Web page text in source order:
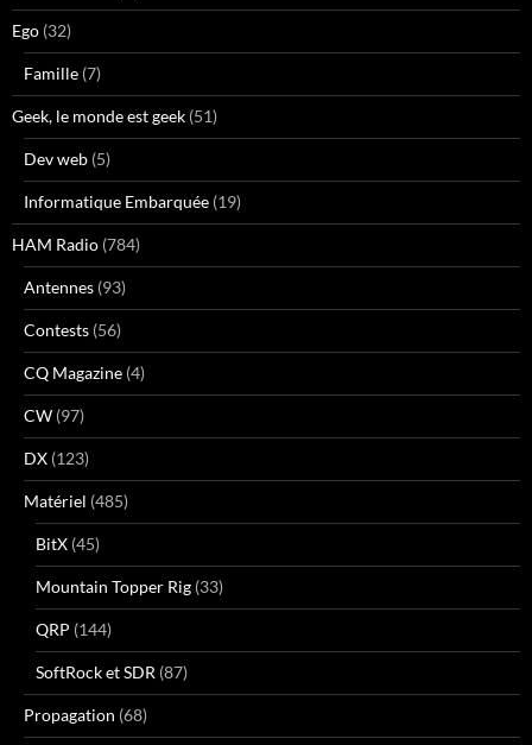
Ego (32)
Famille (7)
Geek, le monde est geek (51)
Dev web (5)
Informatique Embarquée (19)
HAM Radio (784)
Antennes (93)
Contests (56)
CQ Magazine (4)
CW (97)
DX (123)
Matériel (485)
BitX (45)
Mountain Topper Rig (33)
QRP (144)
SoftRock et SDR (87)
Propagation (68)